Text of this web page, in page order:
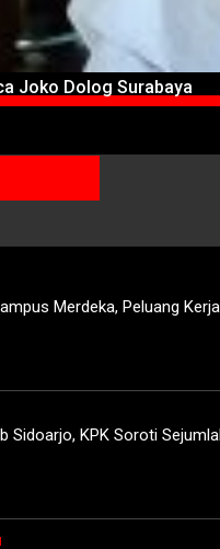
Joko Dolog Surabaya
Merdeka, Peluang
Sidoarjo, KPK Soroti